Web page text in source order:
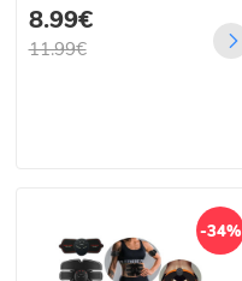
8.99€
11.99€
-34%